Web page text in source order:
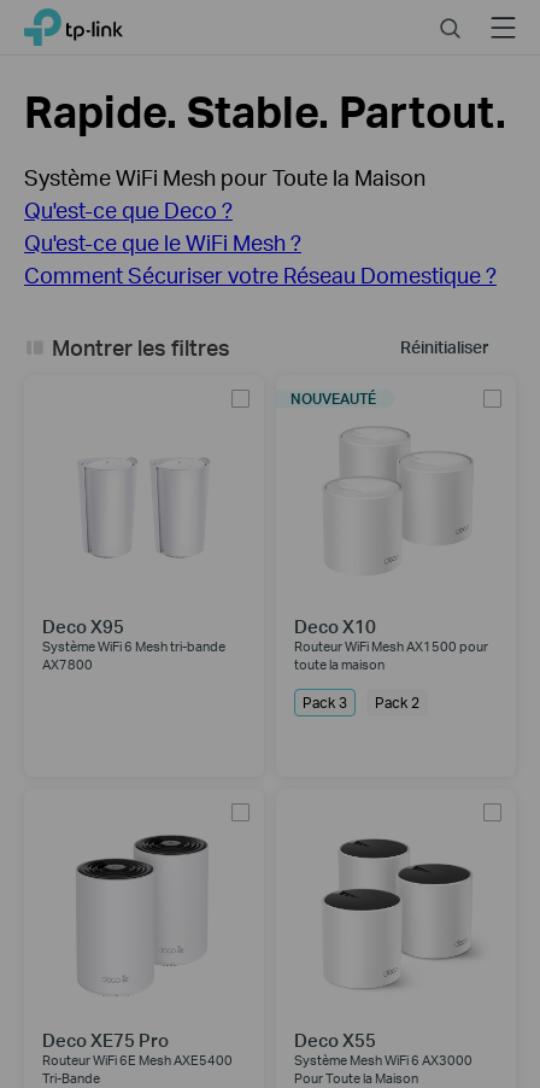
Click
navigation
TP-Link, Reliably Smart SearchMenu
Rapide. Stable. Partout.
Système WiFi Mesh pour Toute la Maison
Qu'est-ce que Deco ?
Qu'est-ce que le WiFi Mesh ?
Comment Sécuriser votre Réseau Domestique ?
Réinitialiser
Montrer les filtres
Deco X95
Système WiFi 6 Mesh tri-bande
AX7800
NOUVEAUTÉ
Deco X10
Routeur WiFi Mesh AX1500 pour
toute la maison
Pack 3 Pack 2
Deco XE75 Pro
Routeur WiFi 6E Mesh AXE5400
Tri-Bande
Deco X55
Système Mesh WiFi 6 AX3000
Pour Toute la Maison